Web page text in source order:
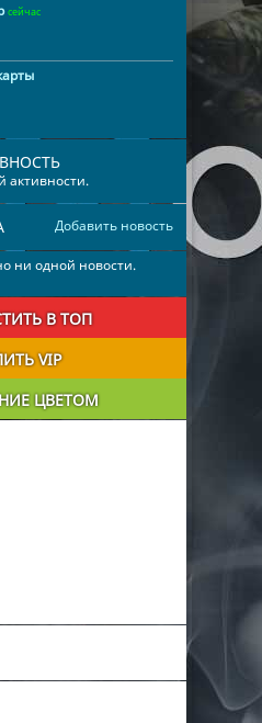
сейчас
активности.
Добавить новость
ни одной новости.
В ТОП
VIP
ЦВЕТОМ